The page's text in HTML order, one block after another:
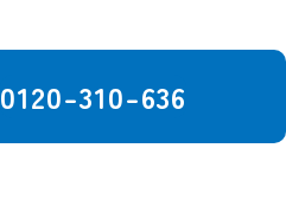
0120-310-636